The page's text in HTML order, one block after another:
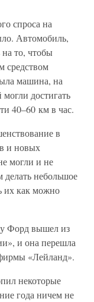
спроса на
Автомобиль,
то, чтобы
средством
машина, на
достигать
40–60 км в час.
в
и новых
могли и не
делать небольшое
их как можно
Форд вышел из
и она перешла
«Лейланд».
некоторые
года ничем не